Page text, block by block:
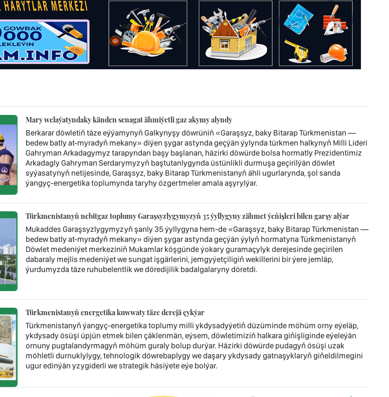
Mary welaýatyndaky känden senagat ähmiýetli gaz akymy alyndy
Berkarar döwletiň täze eýýamynyň Galkynyşy döwrüniň «Garaşsyz, baky Bitarap Türkmenistan —
bedew batly at-myradyň mekany» diýen şygar astynda geçýän ýylynda türkmen halkynyň Milli Lideri
Gahryman Arkadagymyz tarapyndan başy başlanan, häzirki döwürde bolsa hormatly Prezidentimiz
Arkadagly Gahryman Serdarymyzyň baştutanlygynda üstünlikli durmuşa geçirilýän döwlet
syýasatynyň netijesinde, Garaşsyz, baky Bitarap Türkmenistanyň ähli ugurlarynda, şol sanda
ýangyç-energetika toplumynda taryhy özgertmeler amala aşyrylýar.
Türkmenistanyň nebitgaz toplumy Garaşsyzlygymyzyň 35 ýyllygyny zähmet ýeňişleri bilen garşy alýar
Mukaddes Garaşsyzlygymyzyň şanly 35 ýyllygyna hem-de «Garaşsyz, baky Bitarap Türkmenistan —
bedew batly at-myradyň mekany» diýen şygar astynda geçýän ýylyň hormatyna Türkmenistanyň
Döwlet medeniýet merkeziniň Mukamlar köşgünde ýokary guramaçylyk derejesinde geçirilen
dabaraly mejlis medeniýet we sungat işgärlerini, jemgyýetçiligiň wekillerini bir ýere jemläp,
ýurdumyzda täze ruhubelentlik we döredijilik badalgalaryny döretdi.
Türkmenistanyň energetika kuwwaty täze derejä çykýar
Türkmenistanyň ýangyç-energetika toplumy milli ykdysadyýetiň düzüminde möhüm orny eýeläp,
ykdysady ösüşi üpjün etmek bilen çäklenmän, eýsem, döwletimiziň halkara giňişliginde eýeleýän
ornuny pugtalandyrmagyň möhüm guraly bolup durýar. Häzirki döwürde pudagyň ösüşi uzak
möhletli durnuklylygy, tehnologik döwrebaplygy we daşary ykdysady gatnaşyklaryň giňeldilmegini
ugur edinýän yzygiderli we strategik häsiýete eýe bolýar.